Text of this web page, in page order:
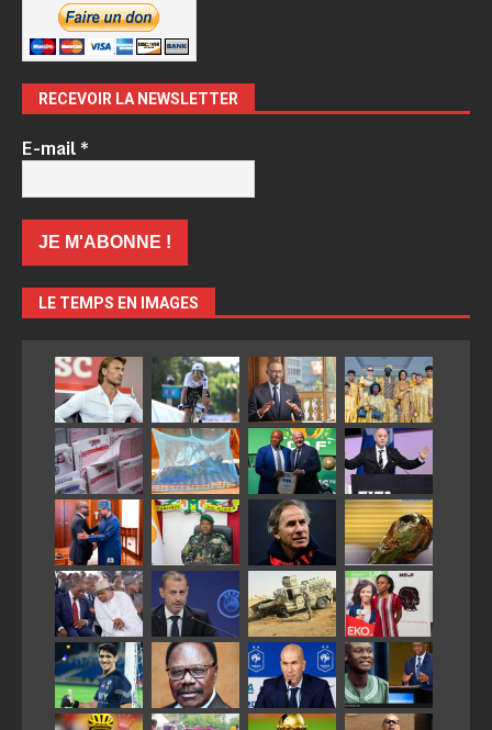
RECEVOIR LA NEWSLETTER
E-mail*
LE TEMPS EN IMAGES